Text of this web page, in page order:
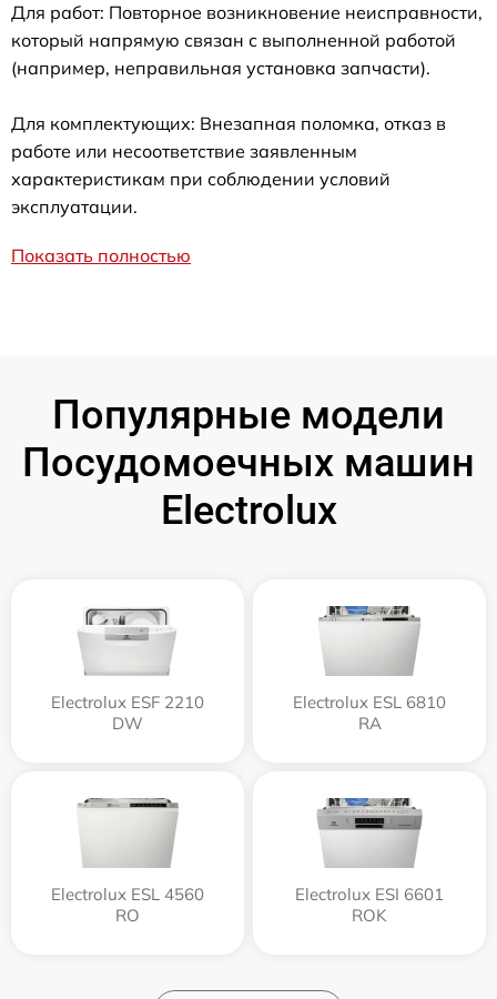
Для работ: Повторное возникновение неисправности,
который напрямую связан с выполненной работой
(например, неправильная установка запчасти).
Для комплектующих: Внезапная поломка, отказ в
работе или несоответствие заявленным
характеристикам при соблюдении условий
эксплуатации.
Показать полностью
Популярные модели
Посудомоечных машин
Electrolux
Electrolux ESF 2210
DW
Electrolux ESL 6810
RA
Electrolux ESL 4560
RO
Electrolux ESI 6601
ROK